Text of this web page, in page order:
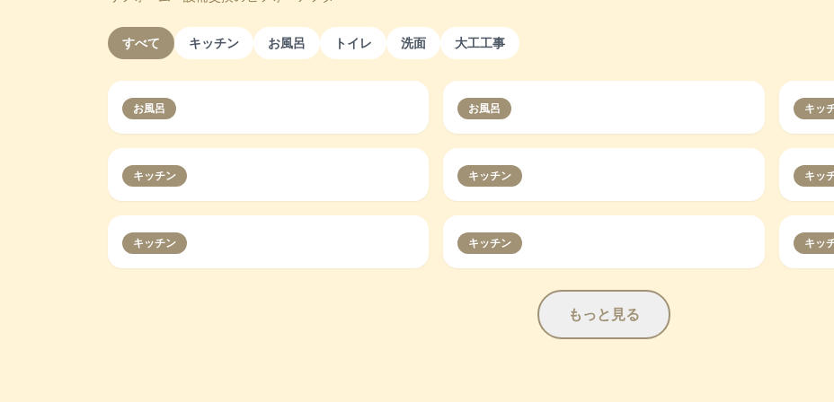
すべて キッチン お風呂 トイレ 洗面 大工工事
お風呂 お風呂 キッ
キッチン キッチン キッ
キッチン キッチン キッ
もっと見る